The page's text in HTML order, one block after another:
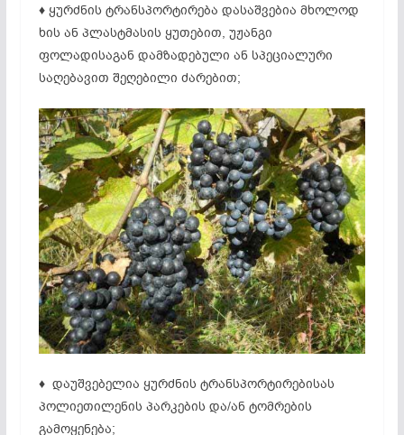
♦ ყურძნის ტრანსპორტირება დასაშვებია მხოლოდ
ხის ან პლასტმასის ყუთებით, უჟანგი
ფოლადისაგან დამზადებული ან სპეციალური
საღებავით შეღებილი ძარებით;
♦ დაუშვებელია ყურძნის ტრანსპორტირებისას
პოლიეთილენის პარკების და/ან ტომრე­ბის
გამოყენება;